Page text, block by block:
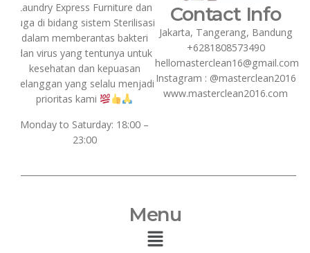
Contact Info
Jakarta, Tangerang, Bandung
+6281808573490
hellomasterclean16@gmail.com
Instagram : @masterclean2016
www.masterclean2016.com
Laundry Express Furniture dan
juga di bidang sistem Sterilisasi
dalam memberantas bakteri
dan virus yang tentunya untuk
kesehatan dan kepuasan
pelanggan yang selalu menjadi
prioritas kami
Monday to Saturday: 18:00 –
23:00
Menu